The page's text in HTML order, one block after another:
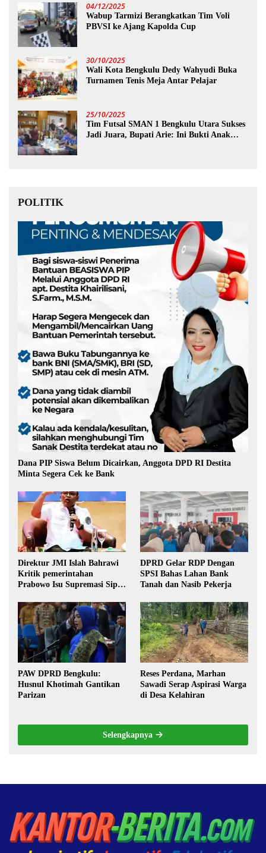
04/12/2025
Wabup Tarmizi Berangkatkan Tim Voli
PBVSI ke Ajang Kapolda Cup
30/10/2025
Wali Kota Bengkulu Dedy Wahyudi Buka
Turnamen Tenis Meja Antar Pelajar
25/10/2025
Tim Futsal SMAN 1 Bengkulu Utara Sukses
Jadi Juara, Bupati Arie: Ini Bukti Anak
POLITIK
Dana PIP Siswa Belum Dicairkan, Anggota DPD RI Destita
Minta Segera Cek ke Bank
Direktur JMI Islah Bahrawi
Kritik pemerintahan
Prabowo Isu Supremasi Sipil,
Pilkada oleh DPRD
DPRD Gelar RDP Dengan
SPSI Bahas Lahan Bank
Tanah dan Nasib Pekerja
PAW DPRD Bengkulu:
Husnul Khotimah Gantikan
Parizan
Reses Perdana, Marhan
Sawadi Serap Aspirasi Warga
di Desa Kelahiran
Selengkapnya